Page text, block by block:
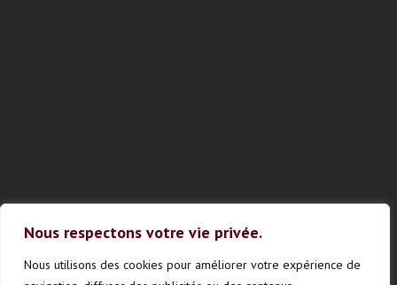
Nous respectons votre vie privée.
Nous utilisons des cookies pour améliorer votre expérience de